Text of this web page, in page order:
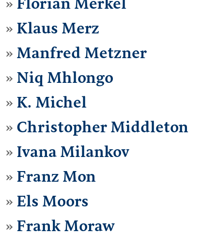
Florian Merkel
Klaus Merz
Manfred Metzner
Niq Mhlongo
K. Michel
Christopher Middleton
Ivana Milankov
Franz Mon
Els Moors
Frank Moraw